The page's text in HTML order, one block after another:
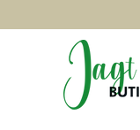
GÅ TIL